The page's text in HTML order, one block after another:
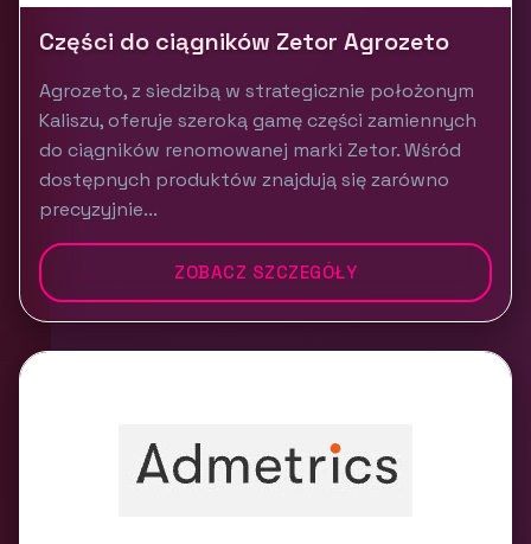
Części do ciągników Zetor Agrozeto
Agrozeto, z siedzibą w strategicznie położonym
Kaliszu, oferuje szeroką gamę części zamiennych
do ciągników renomowanej marki Zetor. Wśród
dostępnych produktów znajdują się zarówno
precyzyjnie...
ZOBACZ SZCZEGÓŁY